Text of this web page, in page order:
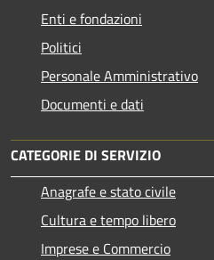
Enti e fondazioni
Politici
Personale Amministrativo
Documenti e dati
CATEGORIE DI SERVIZIO
Anagrafe e stato civile
Cultura e tempo libero
Imprese e Commercio